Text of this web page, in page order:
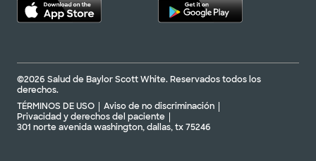
©2026 Salud de Baylor Scott White. Reservados todos los
derechos.
TÉRMINOS DE USO
Aviso de no discriminación
Privacidad y derechos del paciente
301 norte avenida washington, dallas, tx 75246